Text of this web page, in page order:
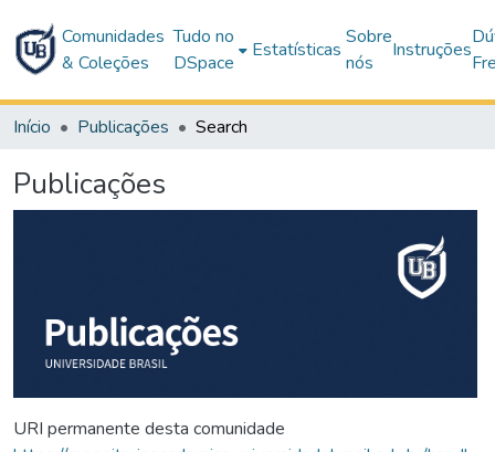
Comunidades
& Coleções
Tudo no
DSpace
Estatísticas
Sobre
nós
Instruções
Início Publicações Search
Publicações
URI permanente desta comunidade